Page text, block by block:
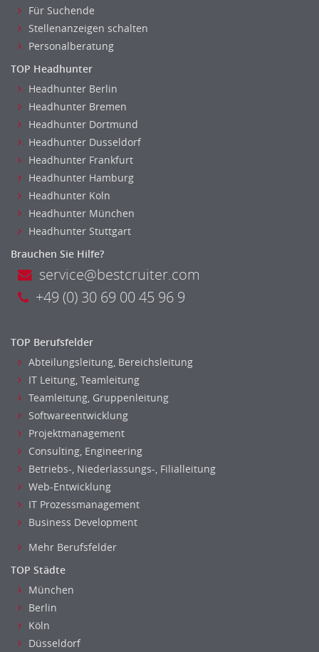
Für Suchende
Stellenanzeigen schalten
Personalberatung
TOP Headhunter
Headhunter Berlin
Headhunter Bremen
Headhunter Dortmund
Headhunter Dusseldorf
Headhunter Frankfurt
Headhunter Hamburg
Headhunter Koln
Headhunter München
Headhunter Stuttgart
Brauchen Sie Hilfe?
service@bestcruiter.com
+49 (0) 30 69 00 45 96 9
TOP Berufsfelder
Abteilungsleitung, Bereichsleitung
IT Leitung, Teamleitung
Teamleitung, Gruppenleitung
Softwareentwicklung
Projektmanagement
Consulting, Engineering
Betriebs-, Niederlassungs-, Filialleitung
Web-Entwicklung
IT Prozessmanagement
Business Development
Mehr Berufsfelder
TOP Städte
München
Berlin
Köln
Düsseldorf